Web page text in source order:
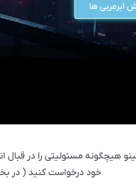
ابرمربی ها
هیچگونه مسئولیتی را در قبال
خود درخواست کنید ( در